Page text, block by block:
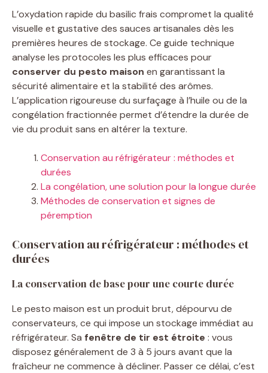
L’oxydation rapide du basilic frais compromet la qualité
visuelle et gustative des sauces artisanales dès les
premières heures de stockage. Ce guide technique
analyse les protocoles les plus efficaces pour
conserver du pesto maison en garantissant la
sécurité alimentaire et la stabilité des arômes.
L’application rigoureuse du surfaçage à l’huile ou de la
congélation fractionnée permet d’étendre la durée de
vie du produit sans en altérer la texture.
Conservation au réfrigérateur : méthodes et
durées
La congélation, une solution pour la longue durée
Méthodes de conservation et signes de
péremption
Conservation au réfrigérateur : méthodes et
durées
La conservation de base pour une courte durée
Le pesto maison est un produit brut, dépourvu de
conservateurs, ce qui impose un stockage immédiat au
réfrigérateur. Sa fenêtre de tir est étroite : vous
disposez généralement de 3 à 5 jours avant que la
fraîcheur ne commence à décliner. Passer ce délai, c’est